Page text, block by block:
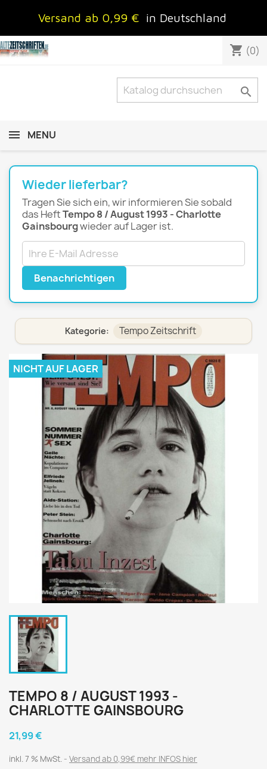
Versand ab 0,99 € in Deutschland
shopping_cart (0)

MENU
Wieder lieferbar?
Tragen Sie sich ein, wir informieren Sie sobald
das HeftTempo 8 / August 1993 - Charlotte
Gainsbourgwieder auf Lager ist.
Benachrichtigen
Kategorie: Tempo Zeitschrift
NICHT AUF LAGER
TEMPO 8 / AUGUST 1993 -
CHARLOTTE GAINSBOURG
21,99 €
inkl. 7 % MwSt. Versand ab 0,99€ mehr INFOS hier